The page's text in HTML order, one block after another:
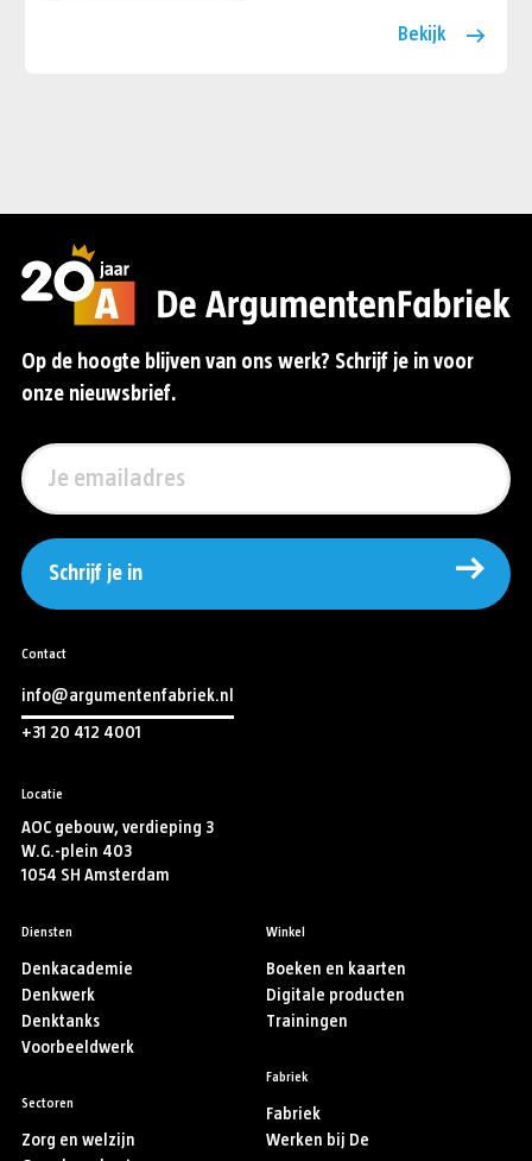
Bekijk
Op de hoogte blijven van ons werk? Schrijf je in voor
onze nieuwsbrief.
Schrijf je in
Contact
info@argumentenfabriek.nl
+31 20 412 4001
Locatie
AOC gebouw, verdieping 3
W.G.-plein 403
1054 SH Amsterdam
Diensten
Denkacademie
Denkwerk
Denktanks
Voorbeeldwerk
Sectoren
Zorg en welzijn
Winkel
Boeken en kaarten
Digitale producten
Trainingen
Fabriek
Fabriek
Werken bij De